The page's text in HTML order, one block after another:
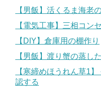
【男飯】活くるま海老
【電気工事】三相コン
【DIY】倉庫用の棚作り
【男飯】渡り蟹の蒸し
【寒締めほうれん草1
認する